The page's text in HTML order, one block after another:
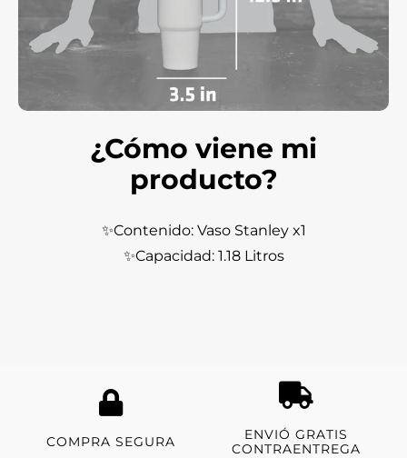
¿Cómo viene mi
producto?
✨Contenido: Vaso Stanley x1
✨Capacidad: 1.18 Litros
COMPRA SEGURA
ENVIÓ GRATIS
CONTRAENTREGA